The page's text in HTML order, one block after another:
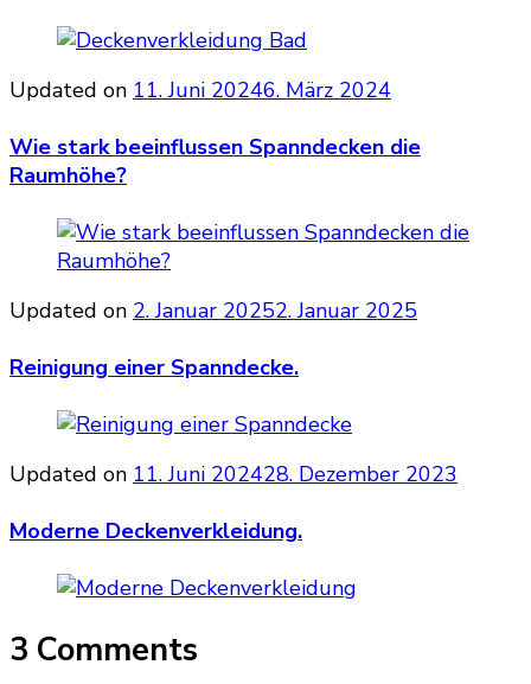
Updated on 11. Juni 20246. März 2024
Wie stark beeinflussen Spanndecken die
Raumhöhe?
Updated on 2. Januar 20252. Januar 2025
Reinigung einer Spanndecke.
Updated on 11. Juni 202428. Dezember 2023
Moderne Deckenverkleidung.
3 Comments